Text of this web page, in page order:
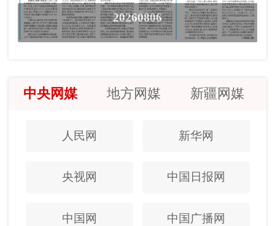
20260806
中央网媒 地方网媒 新疆网媒
人民网 新华网
央视网 中国日报网
中国网 中国广播网